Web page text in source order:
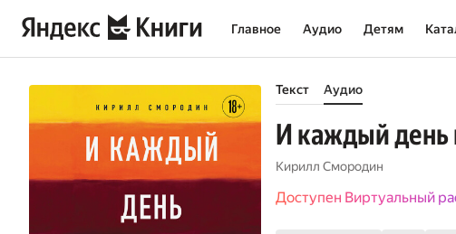
Главное Аудио Детям
Текст Аудио
И каждый день
Кирилл Смородин
Доступен Виртуальный